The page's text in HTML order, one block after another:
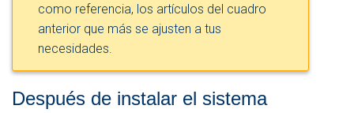
como referencia, los artículos del cuadro
anterior que más se ajusten a tus
necesidades.
Después de instalar el sistema